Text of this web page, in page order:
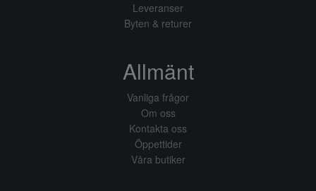
Leveranser
Byten & returer
Allmänt
Vanliga frågor
Om oss
Kontakta oss
Öppettider
Våra butiker